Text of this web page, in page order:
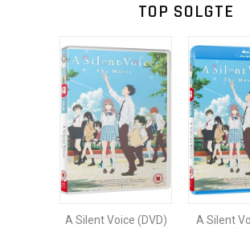
TOP SOLGTE
A Silent Voice (DVD)
A Silent